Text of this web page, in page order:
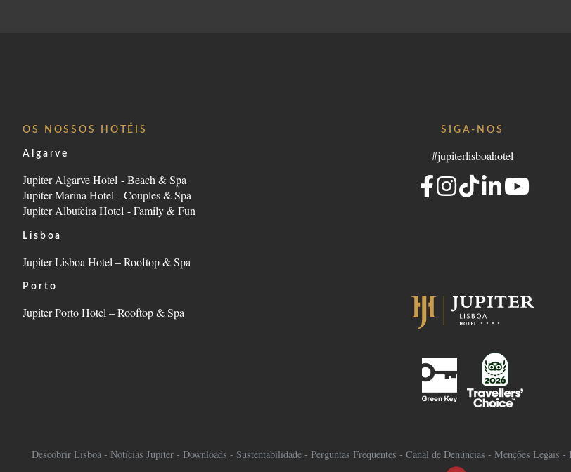
OS NOSSOS HOTÉIS
Algarve
Jupiter Algarve Hotel - Beach & Spa
Jupiter Marina Hotel - Couples & Spa
Jupiter Albufeira Hotel - Family & Fun
Lisboa
Jupiter Lisboa Hotel – Rooftop & Spa
Porto
Jupiter Porto Hotel – Rooftop & Spa
SIGA-NOS
#jupiterlisboahotel
Descobrir Lisboa- Notícias Jupiter- Downloads - Sustentabilidade- Perguntas Frequentes - Canal de Denúncias - Menções Legais -